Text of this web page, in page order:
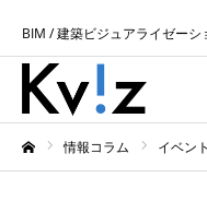
BIM / 建築ビジュアライゼーシ
情報コラム イベン